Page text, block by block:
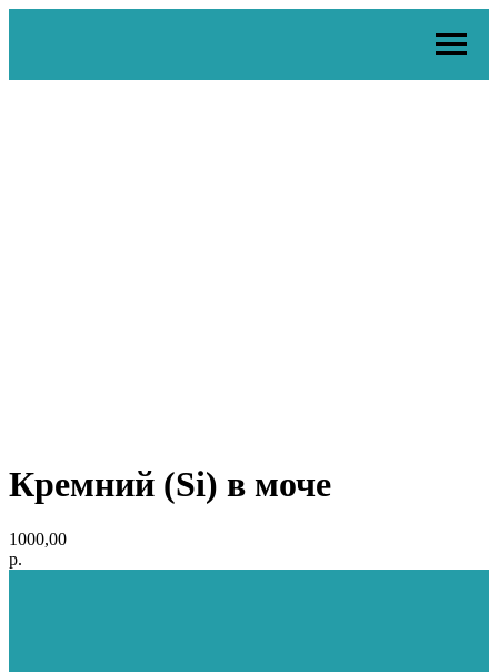
Кремний (Si) в моче
1000,00
р.